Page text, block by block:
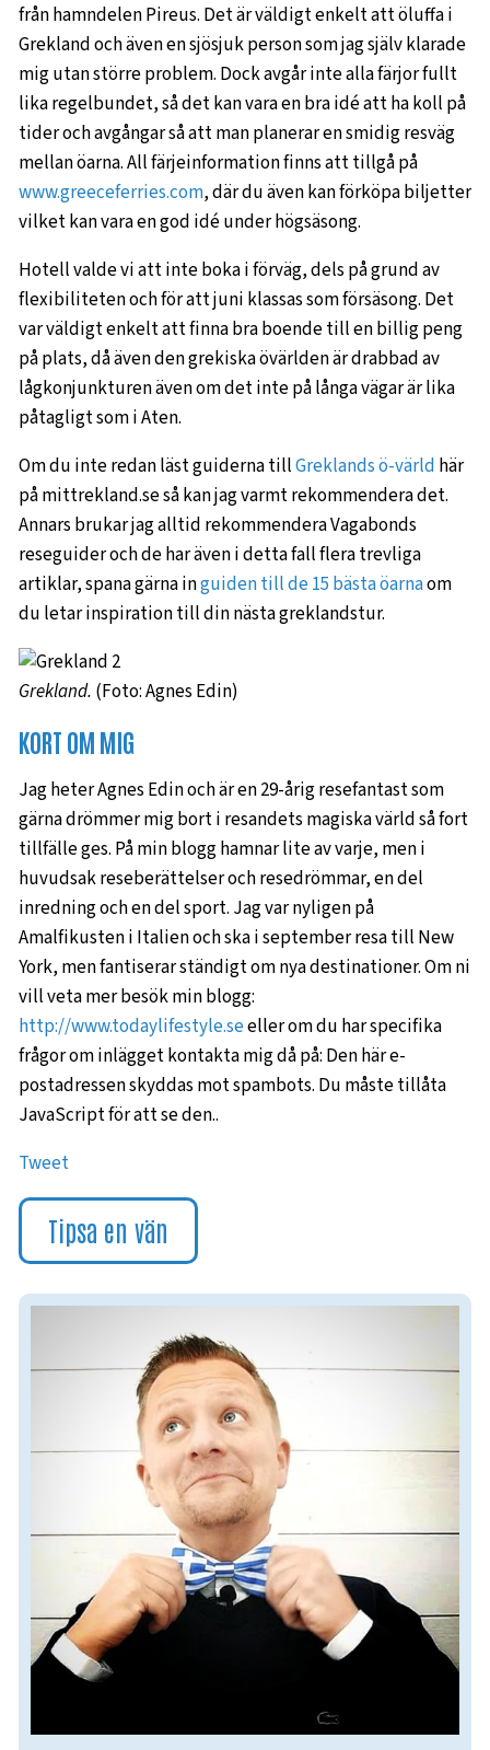
från hamndelen Pireus. Det är väldigt enkelt att öluffa i
Grekland och även en sjösjuk person som jag själv klarade
mig utan större problem. Dock avgår inte alla färjor fullt
lika regelbundet, så det kan vara en bra idé att ha koll på
tider och avgångar så att man planerar en smidig resväg
mellan öarna. All färjeinformation finns att tillgå på
www.greeceferries.com, där du även kan förköpa biljetter
vilket kan vara en god idé under högsäsong.
Hotell valde vi att inte boka i förväg, dels på grund av
flexibiliteten och för att juni klassas som försäsong. Det
var väldigt enkelt att finna bra boende till en billig peng
på plats, då även den grekiska övärlden är drabbad av
lågkonjunkturen även om det inte på långa vägar är lika
påtagligt som i Aten.
Om du inte redan läst guiderna tillGreklands ö-värld här
på mittrekland.se så kan jag varmt rekommendera det.
Annars brukar jag alltid rekommendera Vagabonds
reseguider och de har även i detta fall flera trevliga
artiklar, spana gärna inguiden till de 15 bästa öarnaom
du letar inspiration till din nästa greklandstur.
Grekland. (Foto: Agnes Edin)
KORT OM MIG
Jag heter Agnes Edin och är en 29-årig resefantast som
gärna drömmer mig bort i resandets magiska värld så fort
tillfälle ges. På min blogg hamnar lite av varje, men i
huvudsak reseberättelser och resedrömmar, en del
inredning och en del sport. Jag var nyligen på
Amalfikusten i Italien och ska i september resa till New
York, men fantiserar ständigt om nya destinationer. Om ni
vill veta mer besök min blogg:
http://www.todaylifestyle.seeller om du har specifika
frågor om inlägget kontakta mig då på: Den här e-
postadressen skyddas mot spambots. Du måste tillåta
JavaScript för att se den..
Tweet
Tipsa en vän